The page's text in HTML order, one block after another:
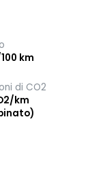
km
di CO2
km